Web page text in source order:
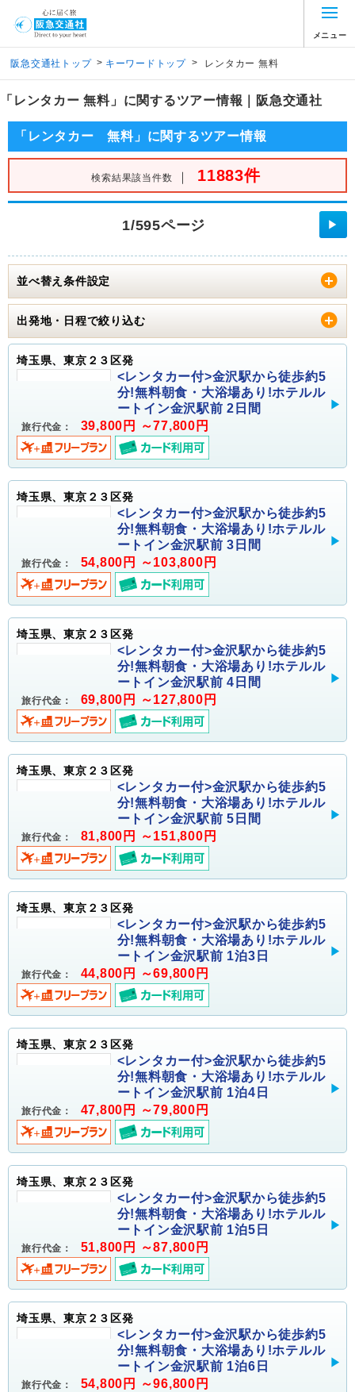
メニュー
阪急交通社トップ > キーワードトップ > レンタカー 無料
「レンタカー 無料」に関するツアー情報｜阪急交通社
「レンタカー 無料」に関するツアー情報
検索結果該当件数 ｜ 11883件
1/595ページ ▶
並べ替え条件設定
出発地・日程で絞り込む
埼玉県、東京２３区発
<レンタカー付>金沢駅から徒歩約5
分!無料朝食・大浴場あり!ホテルル
ートイン金沢駅前 2日間
旅行代金： 39,800円 ～77,800円
埼玉県、東京２３区発
<レンタカー付>金沢駅から徒歩約5
分!無料朝食・大浴場あり!ホテルル
ートイン金沢駅前 3日間
旅行代金： 54,800円 ～103,800円
埼玉県、東京２３区発
<レンタカー付>金沢駅から徒歩約5
分!無料朝食・大浴場あり!ホテルル
ートイン金沢駅前 4日間
旅行代金： 69,800円 ～127,800円
埼玉県、東京２３区発
<レンタカー付>金沢駅から徒歩約5
分!無料朝食・大浴場あり!ホテルル
ートイン金沢駅前 5日間
旅行代金： 81,800円 ～151,800円
埼玉県、東京２３区発
<レンタカー付>金沢駅から徒歩約5
分!無料朝食・大浴場あり!ホテルル
ートイン金沢駅前 1泊3日
旅行代金： 44,800円 ～69,800円
埼玉県、東京２３区発
<レンタカー付>金沢駅から徒歩約5
分!無料朝食・大浴場あり!ホテルル
ートイン金沢駅前 1泊4日
旅行代金： 47,800円 ～79,800円
埼玉県、東京２３区発
<レンタカー付>金沢駅から徒歩約5
分!無料朝食・大浴場あり!ホテルル
ートイン金沢駅前 1泊5日
旅行代金： 51,800円 ～87,800円
埼玉県、東京２３区発
<レンタカー付>金沢駅から徒歩約5
分!無料朝食・大浴場あり!ホテルル
ートイン金沢駅前 1泊6日
旅行代金： 54,800円 ～96,800円